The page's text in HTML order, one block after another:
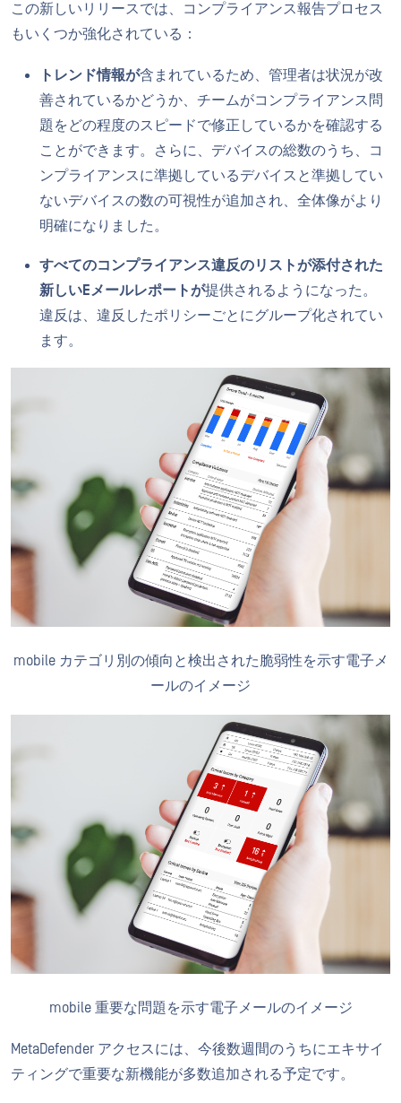
この新しいリリースでは、コンプライアンス報告プロセス
もいくつか強化されている：
トレンド情報が含まれているため、管理者は状況が改
善されているかどうか、チームがコンプライアンス問
題をどの程度のスピードで修正しているかを確認する
ことができます。さらに、デバイスの総数のうち、コ
ンプライアンスに準拠しているデバイスと準拠してい
ないデバイスの数の可視性が追加され、全体像がより
明確になりました。
すべてのコンプライアンス違反のリストが添付された
新しいEメールレポートが提供されるようになった。
違反は、違反したポリシーごとにグループ化されてい
ます。
mobile カテゴリ別の傾向と検出された脆弱性を示す電子メ
ールのイメージ
mobile 重要な問題を示す電子メールのイメージ
MetaDefender アクセスには、今後数週間のうちにエキサイ
ティングで重要な新機能が多数追加される予定です。